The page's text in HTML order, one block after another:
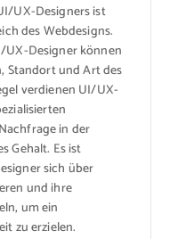
UX-Designers ist
des Webdesigns.
Designer können
Standort und Art des
verdienen UI/UX-
in der
Gehalt. Es ist
sich über
und ihre
um ein
zu erzielen.